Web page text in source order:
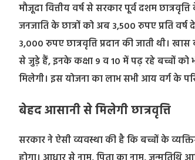
मौजूदा वित्तीय वर्ष से सरकार पूर्व दशम
जनजाति के छात्रों को अब 3,500 रुपए प्रति वर्ष
3,000 रुपए छात्रवृत्ति प्रदान की जाती थी।
से जुड़े हैं, इनके कक्षा 9 व 10 में पढ़ रहे बच्चों को
मिलेगी। इस योजना का लाभ सभी आय वर्ग के
बेहद आसानी से मिलेगी छात्रवृत्ति
सरकार ने ऐसी व्यवस्था की है कि बच्चों के